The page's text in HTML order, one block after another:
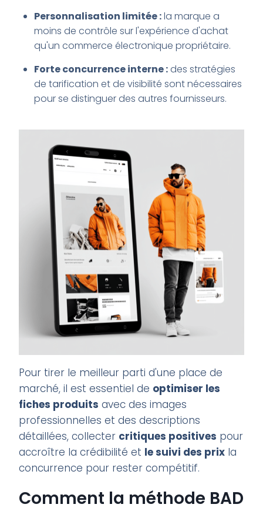
Personnalisation limitée :la marque a
moins de contrôle sur l'expérience d'achat
qu'un commerce électronique propriétaire.
Forte concurrence interne :des stratégies
de tarification et de visibilité sont nécessaires
pour se distinguer des autres fournisseurs.
Pour tirer le meilleur parti d'une place de
marché, il est essentiel de optimiser les
fiches produits avec des images
professionnelles et des descriptions
détaillées, collecter critiques positives pour
accroître la crédibilité et le suivi des prix la
concurrence pour rester compétitif.
Comment la méthode BAD